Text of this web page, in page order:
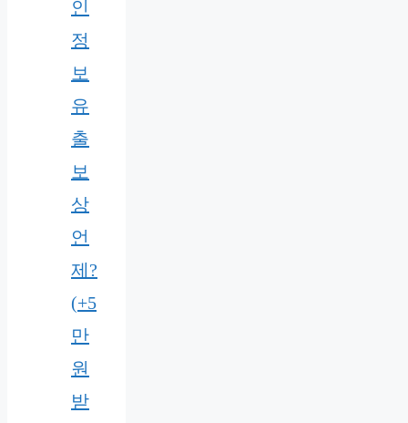
인
정
보
유
출
보
상
언
제?
(+5
만
원
받